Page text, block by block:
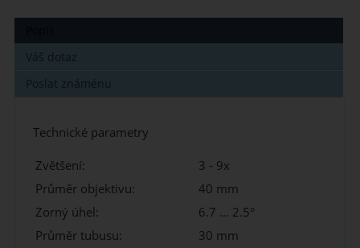
Váš dotaz
Poslat známénu
Technické parametry
Zvětšení:
3 - 9x
Průměr objektivu:
40 mm
Zorný úhel:
6.7 ... 2.5°
Průměr tubusu:
30 mm